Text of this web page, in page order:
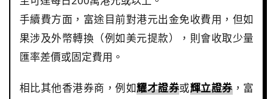
手續費方面，富途目前對港元出金免收費用，但如
果涉及外幣轉換（例如美元提款），則會收取少量
匯率差價或固定費用。
相比其他香港券商，例如耀才證券或輝立證券，富